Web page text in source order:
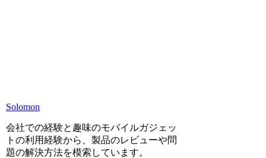
Solomon
会社での経験と趣味のモバイルガジェッ
トの利用経験から、製品のレビューや問
題の解決方法を模索しています。